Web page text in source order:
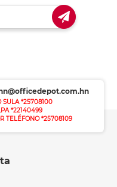
SULA *25708100
*22140499
TELÉFONO *25708109